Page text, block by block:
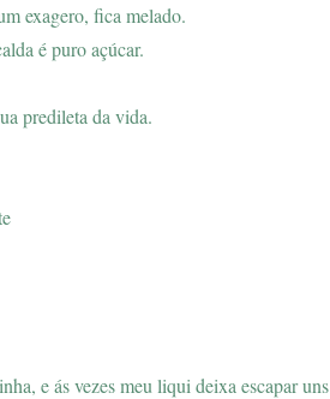
exagero, fica melado.
é puro açúcar.
predileta da vida.
e ás vezes meu liqui deixa escapar uns